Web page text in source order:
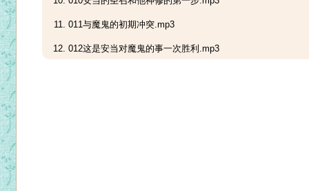
011与魔鬼的初期冲突.mp3
012这是安当对魔鬼的事一次胜利.mp3